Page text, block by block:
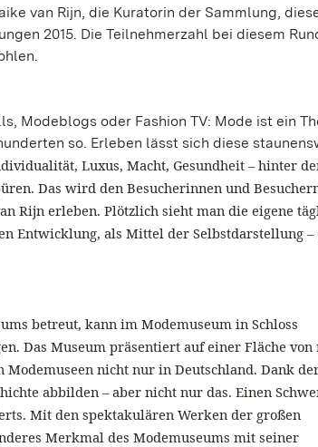
van Rijn, die Kuratorin der Sammlung,
2015. Die Teilnehmerzahl bei diesem
Modeblogs oder Fashion TV: Mode ist ein
so. Erleben lässt sich diese
Luxus, Macht, Gesundheit – hinter
Das wird den Besucherinnen und
Rijn erleben. Plötzlich sieht man die eigene
Entwicklung, als Mittel der Selbstdarstellung –
betreut, kann im Modemuseum in Schloss
Das Museum präsentiert auf einer Fläche von
nicht nur in Deutschland. Dank
abbilden – aber nicht nur das. Einen
Mit den spektakulären Werken der großen
Merkmal des Modemuseums mit seiner